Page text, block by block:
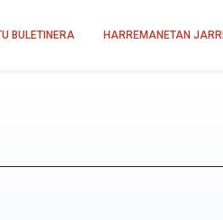
BULETINERA HARREMANETAN JARRI